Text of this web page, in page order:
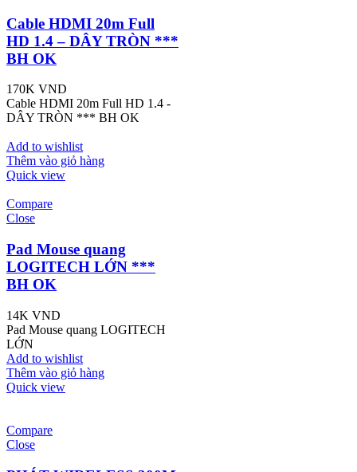
Cable HDMI 20m Full
HD 1.4 – DÂY TRÒN ***
BH OK
170K VND
Cable HDMI 20m Full HD 1.4 -
DÂY TRÒN *** BH OK
Add to wishlist
Thêm vào giỏ hàng
Quick view
Compare
Close
Pad Mouse quang
LOGITECH LỚN ***
BH OK
14K VND
Pad Mouse quang LOGITECH
LỚN
Add to wishlist
Thêm vào giỏ hàng
Quick view
Compare
Close